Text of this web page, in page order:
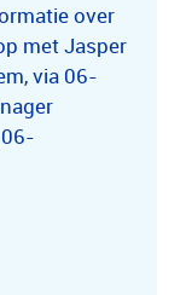
over
met Jasper
via 06-